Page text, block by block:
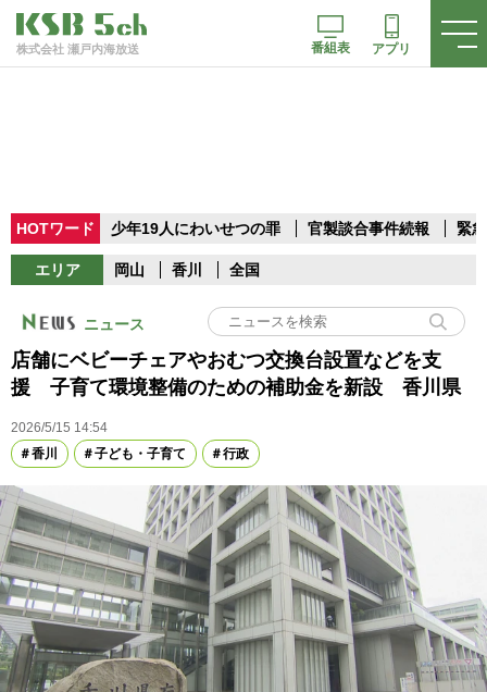
株式会社 瀬戸内海放送 番組表 アプリ
HOTワード 少年19人にわいせつの罪 官製談合事件続報 緊
エリア 岡山 香川 全国
ニュース
店舗にベビーチェアやおむつ交換台設置などを支
援 子育て環境整備のための補助金を新設 香川県
2026/5/15 14:54
香川
子ども・子育て 行政